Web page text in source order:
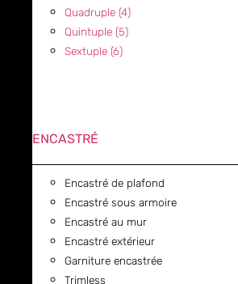
Quadruple (4)
Quintuple (5)
Sextuple (6)
ENCASTRÉ
Encastré de plafond
Encastré sous armoire
Encastré au mur
Encastré extérieur
Garniture encastrée
Trimless